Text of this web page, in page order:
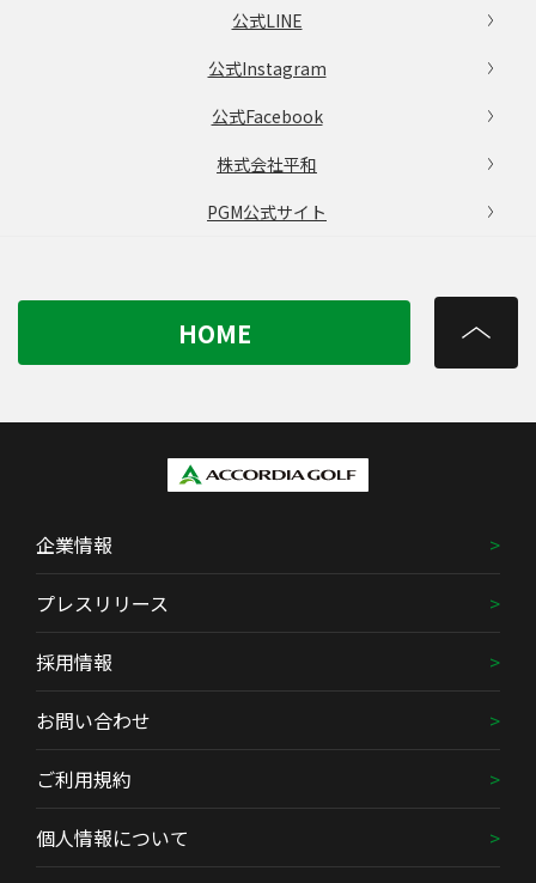
公式LINE
公式Instagram
公式Facebook
株式会社平和
PGM公式サイト
HOME
企業情報
プレスリリース
採用情報
お問い合わせ
ご利用規約
個人情報について